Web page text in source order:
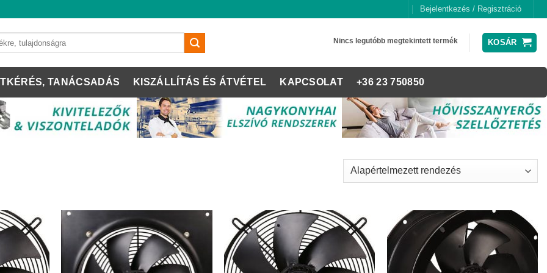
Bejelentkezés / Regisztráció
Nincs legutóbb megtekintett termék KOSÁR
TANÁCSADÁS KISZÁLLÍTÁS ÉS ÁTVÉTEL KAPCSOLAT +36 23 750850